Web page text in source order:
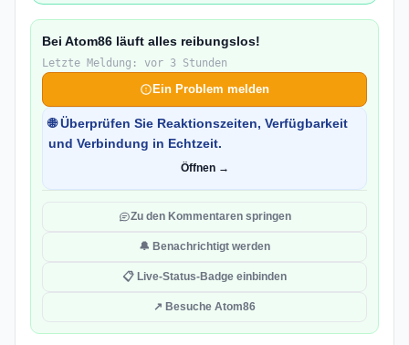
Bei Atom86 läuft alles reibungslos!
Letzte Meldung: vor 3 Stunden
Ein Problem melden
🌐 Überprüfen Sie Reaktionszeiten, Verfügbarkeit
und Verbindung in Echtzeit.
Öffnen →
Zu den Kommentaren springen
🔔 Benachrichtigt werden
📋 Live-Status-Badge einbinden
↗ Besuche Atom86